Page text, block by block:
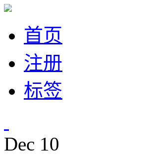
首页
注册
标签
Dec 10